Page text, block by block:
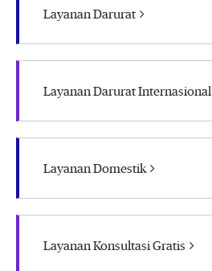
Layanan Darurat
Layanan Darurat Internasional
Layanan Domestik
Layanan Konsultasi Gratis